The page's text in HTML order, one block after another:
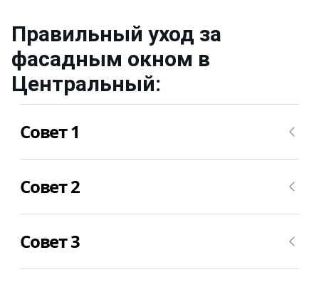
Правильный уход за
фасадным окном в
Центральный:
Совет 1
средствами, ведь спиртовой или любой другой
последствия.
Совет 2
также, но для него уже можно применять не
растворы для мытья окон в Центральныйили
Совет 3